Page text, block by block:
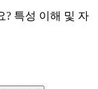
? 특성 이해 및 자